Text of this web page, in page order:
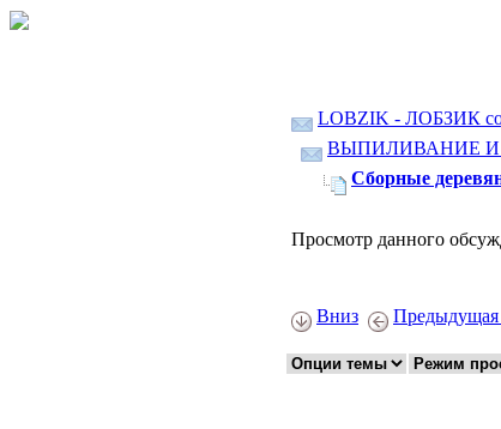
LOBZIK - ЛОБЗИК
ВЫПИЛИВАНИЕ
Сборные
Просмотр данного
Вниз Предыдущая